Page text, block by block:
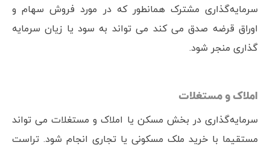
سرمایه‌گذاری مشترک همانطور که در مورد فروش سهام و
اوراق قرضه صدق می کند می تواند به سود یا زیان سرمایه
گذاری منجر شود.
املاک و مستغلات
سرمایه‌گذاری در بخش مسکن یا املاک و مستغلات می تواند
مستقیما با خرید ملک مسکونی یا تجاری انجام شود. تراست